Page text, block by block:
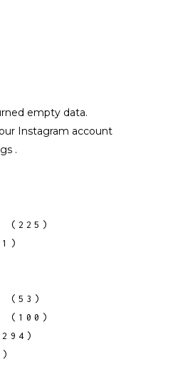
empty data.
Instagram account
.
(225)
(53)
(100)